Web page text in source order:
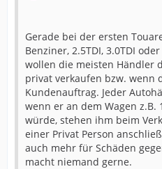
Gerade bei der ersten
Benziner, 2.5TDI, 3.0TDI
wollen die meisten Händler
privat verkaufen bzw. wenn
Kundenauftrag. Jeder
wenn er an dem Wagen z.B.
würde, stehen ihm beim
einer Privat Person
auch mehr für Schäden
macht niemand gerne.